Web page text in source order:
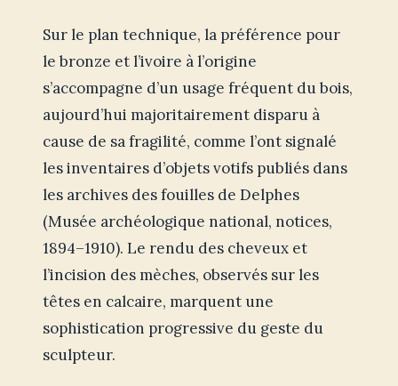
Sur le plan technique, la préférence pour
le bronze et l’ivoire à l’origine
s’accompagne d’un usage fréquent du bois,
aujourd’hui majoritairement disparu à
cause de sa fragilité, comme l’ont signalé
les inventaires d’objets votifs publiés dans
les archives des fouilles de Delphes
(Musée archéologique national, notices,
1894–1910). Le rendu des cheveux et
l’incision des mèches, observés sur les
têtes en calcaire, marquent une
sophistication progressive du geste du
sculpteur.